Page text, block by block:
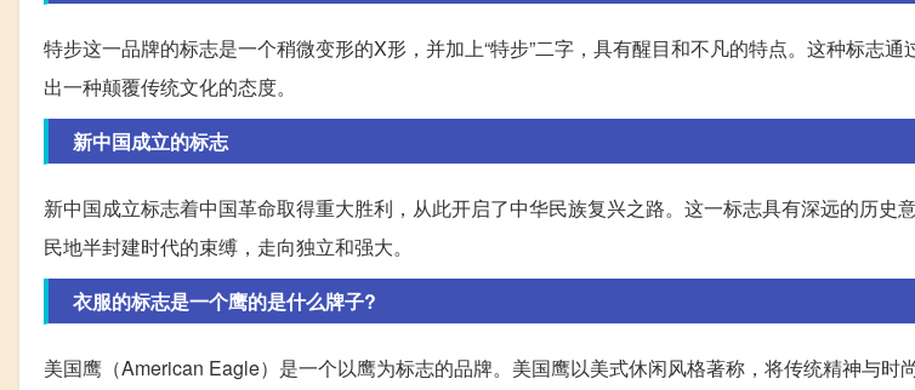
特步这一品牌的标志是一个稍微变形的X形，并加上“特步”二字，具有醒目和不凡的特点。这种标志
出一种颠覆传统文化的态度。
新中国成立的标志
新中国成立标志着中国革命取得重大胜利，从此开启了中华民族复兴之路。这一标志具有深远的历史
民地半封建时代的束缚，走向独立和强大。
衣服的标志是一个鹰的是什么牌子?
美国鹰（American Eagle）是一个以鹰为标志的品牌。美国鹰以美式休闲风格著称，将传统精神与时